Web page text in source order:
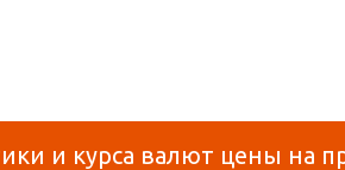
и курса валют цены на